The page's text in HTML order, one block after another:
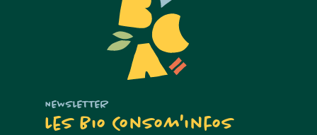
NEWSLETTER
Les Bio Consom'infos